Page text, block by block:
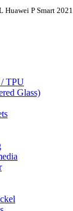
P Smart 2021
/ TPU
Glass)